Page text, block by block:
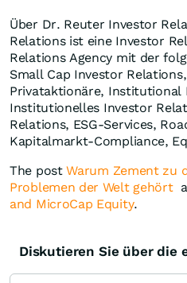
Über Dr. Reuter Investor
Relations ist eine Investor
Relations Agency mit der
Small Cap Investor
Privataktionäre, Institutional
Institutionelles Investor
Relations, ESG-Services,
Kapitalmarkt-Compliance,
The postWarum Zement zu
Problemen der Welt gehört
and MicroCap Equity.
Diskutieren Sie über die